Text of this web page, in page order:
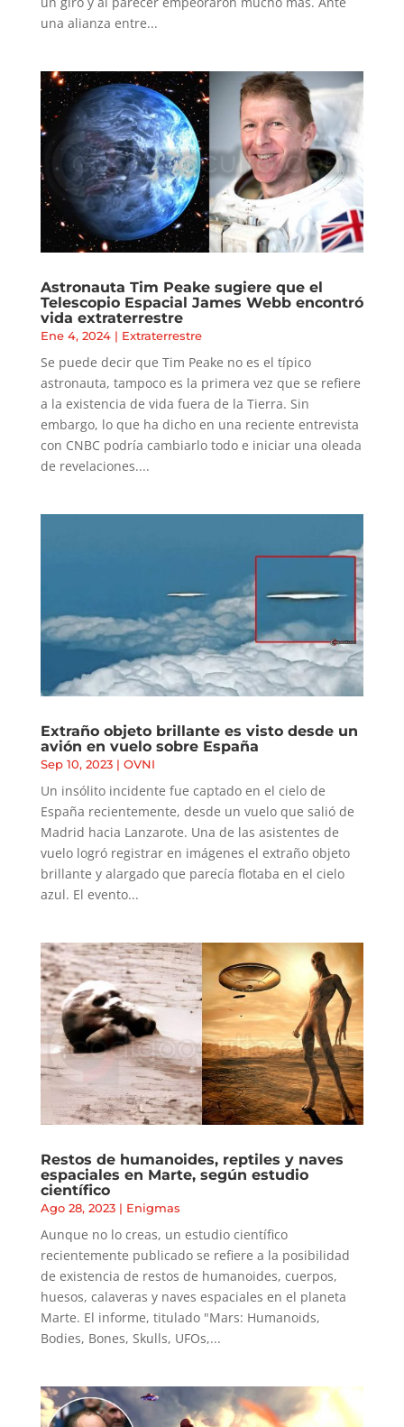
una alianza entre...
Astronauta Tim Peake sugiere que el
Telescopio Espacial James Webb encontró
vida extraterrestre
Ene 4, 2024| Extraterrestre
Se puede decir que Tim Peake no es el típico
astronauta, tampoco es la primera vez que se refiere
a la existencia de vida fuera de la Tierra. Sin
embargo, lo que ha dicho en una reciente entrevista
con CNBC podría cambiarlo todo e iniciar una oleada
de revelaciones....
Extraño objeto brillante es visto desde un
avión en vuelo sobre España
Sep 10, 2023| OVNI
Un insólito incidente fue captado en el cielo de
España recientemente, desde un vuelo que salió de
Madrid hacia Lanzarote. Una de las asistentes de
vuelo logró registrar en imágenes el extraño objeto
brillante y alargado que parecía flotaba en el cielo
azul. El evento...
Restos de humanoides, reptiles y naves
espaciales en Marte, según estudio
científico
Ago 28, 2023| Enigmas
Aunque no lo creas, un estudio científico
recientemente publicado se refiere a la posibilidad
de existencia de restos de humanoides, cuerpos,
huesos, calaveras y naves espaciales en el planeta
Marte. El informe, titulado "Mars: Humanoids,
Bodies, Bones, Skulls, UFOs,...